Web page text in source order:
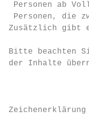
 Personen ab
 Personen, die
Zusätzlich gibt
Bitte beachten
der Inhalte
Zeichenerklärung